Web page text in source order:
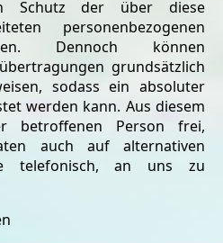
Schutz der über diese
personenbezogenen
Dennoch können
grundsätzlich
sodass ein absoluter
werden kann. Aus diesem
betroffenen Person frei,
auch auf alternativen
telefonisch, an uns zu